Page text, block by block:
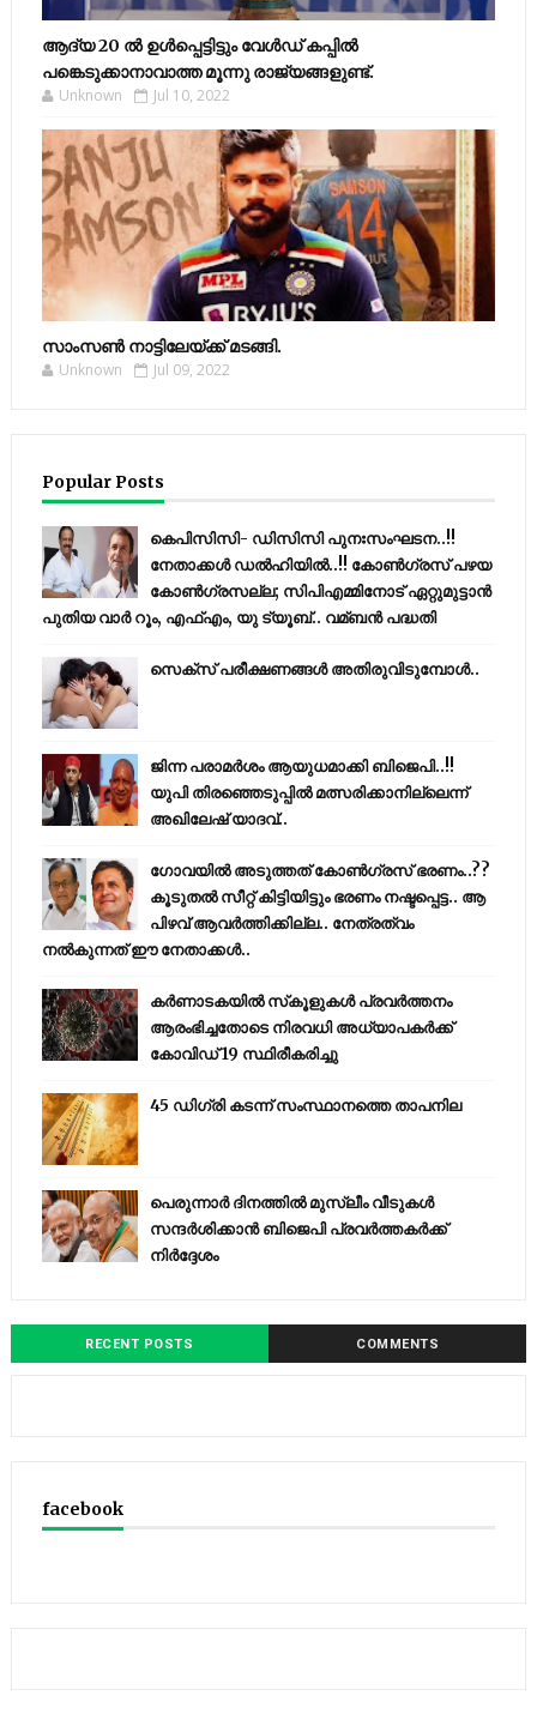
ആദ്യ 20 ല്‍ ഉള്‍പ്പെട്ടിട്ടും വേള്‍ഡ് കപ്പില്‍
പങ്കെടുക്കാനാവാത്ത മൂന്നു രാജ്യങ്ങളുണ്ട്.
Unknown Jul 10, 2022
സാംസണ്‍ നാട്ടിലേയ്‌ക്ക് മടങ്ങി.
Unknown Jul 09, 2022
Popular Posts
കെപിസിസി- ഡിസിസി പുനഃസംഘടന..!!
നേതാക്കൾ ഡൽഹിയിൽ..!! കോണ്‍ഗ്രസ് പഴയ
കോണ്‍ഗ്രസല്ല; സിപിഎമ്മിനോട് ഏറ്റുമുട്ടാന്‍
പുതിയ വാര്‍ റൂം, എഫ്‌എം, യു ട്യൂബ്.. വമ്ബന്‍ പദ്ധതി
സെക്സ് പരീക്ഷണങ്ങൾ അതിരുവിടുമ്പോൾ..
ജിന്ന പരാമര്‍ശം ആയുധമാക്കി ബിജെപി..!!
യുപി തിരഞ്ഞെടുപ്പില്‍ മത്സരിക്കാനില്ലെന്ന്
അഖിലേഷ് യാദവ്..
ഗോവയിൽ അടുത്തത് കോൺഗ്രസ് ഭരണം..??
കൂടുതൽ സീറ്റ് കിട്ടിയിട്ടും ഭരണം നഷ്ടപ്പെട്ട.. ആ
പിഴവ് ആവർത്തിക്കില്ല.. നേത്രത്വം
നൽകുന്നത് ഈ നേതാക്കൾ..
കര്‍ണാടകയില്‍ സ്‌കൂളുകള്‍ പ്രവര്‍ത്തനം
ആരംഭിച്ചതോടെ നിരവധി അധ്യാപകര്‍ക്ക്
കോവിഡ് 19 സ്ഥിരീകരിച്ചു
45 ഡിഗ്രി കടന്ന് സംസ്ഥാനത്തെ താപനില
പെരുന്നാര്‍ ദിനത്തില്‍ മുസ്ലീം വീടുകള്‍
സന്ദര്‍ശിക്കാന്‍ ബിജെപി പ്രവര്‍ത്തകര്‍ക്ക്
നിര്‍ദ്ദേശം
RECENT POSTS COMMENTS
facebook